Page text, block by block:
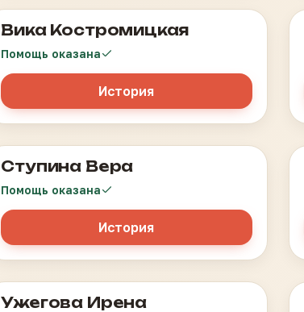
Лейкоз
Вика Костромицкая
Помощь оказана
История
Острый лимфобластный лейкоз
Ступина Вера
Помощь оказана
История
Острый лейкоз
Ужегова Ирена